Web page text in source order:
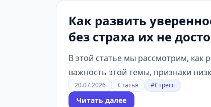
Как развить
без страха их не
В этой статье мы рассмотрим, как
важность этой темы, признаки
20.07.2026 Статья #Стресс
Читать далее